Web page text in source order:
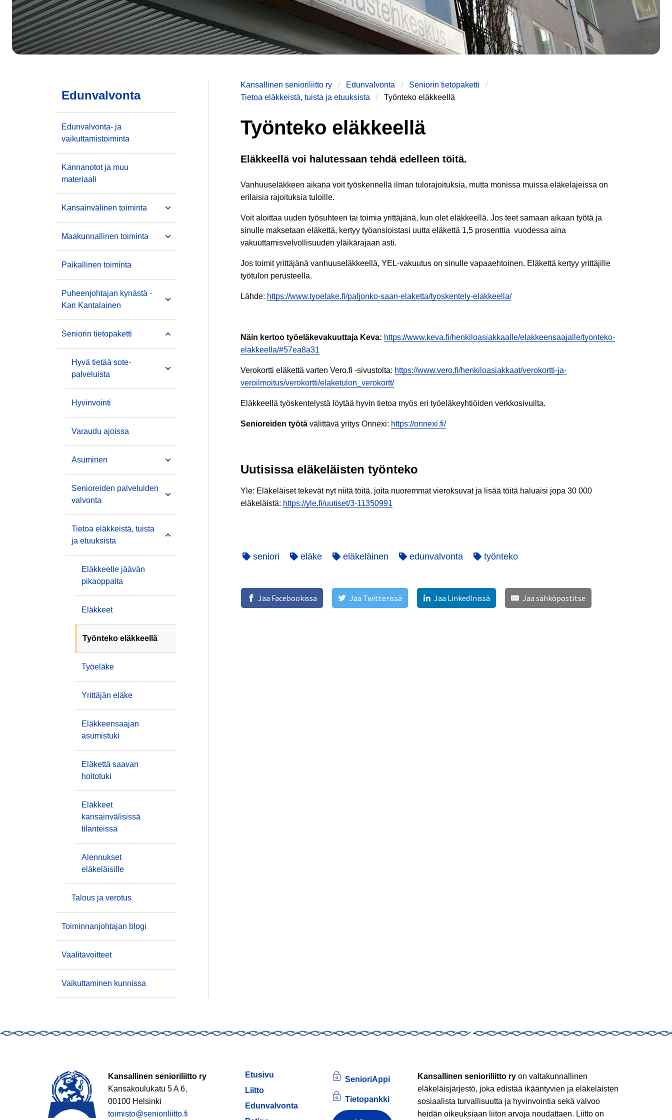
Kansallinen senioriliitto ry Edunvalvonta
Seniorin tietopaketti
Tietoa eläkkeistä, tuista ja etuuksista
Työnteko eläkkeellä
Työnteko eläkkeellä
Eläkkeellä voi halutessaan tehdä edelleen töitä.
Vanhuuseläkkeen aikana voit työskennellä ilman tulorajoituksia, mutta monissa muissa eläkelajeissa on
erilaisia rajoituksia tuloille.
Voit aloittaa uuden työsuhteen tai toimia yrittäjänä, kun olet eläkkeellä. Jos teet samaan aikaan työtä ja
sinulle maksetaan eläkettä, kertyy työansioistasi uutta eläkettä 1,5 prosenttia vuodessa aina
vakuuttamisvelvollisuuden yläikärajaan asti.
Jos toimit yrittäjänä vanhuuseläkkeellä, YEL-vakuutus on sinulle vapaaehtoinen. Eläkettä kertyy yrittäjille
työtulon perusteella.
Lähde: https://www.tyoelake.fi/paljonko-saan-elaketta/tyoskentely-elakkeella/
Näin kertoo työeläkevakuuttaja Keva: https://www.keva.fi/henkiloasiakkaalle/elakkeensaajalle/tyonteko-
elakkeella/#57ea8a31
Verokortti eläkettä varten Vero.fi -sivustolta: https://www.vero.fi/henkiloasiakkaat/verokortti-ja-
veroilmoitus/verokortti/elaketulon_verokortt/
Eläkkeellä työskentelystä löytää hyvin tietoa myös eri työeläkeyhtiöiden verkkosivuilta.
Senioreiden työtä välittävä yritys Onnexi: https://onnexi.fi/
Uutisissa eläkeläisten työnteko
Yle: Eläkeläiset tekevät nyt niitä töitä, joita nuoremmat vieroksuvat ja lisää töitä haluaisi jopa 30 000
eläkeläistä: https://yle.fi/uutiset/3-11350991
seniori eläke eläkeläinen edunvalvonta työnteko
Jaa Facebookissa Jaa Twitterissä Jaa LinkedInissä Jaa sähköpostitse
Edunvalvonta
Edunvalvonta- ja
vaikuttamistoiminta
Kannanotot ja muu
materiaali
Kansainvälinen toiminta
Maakunnallinen toiminta
Paikallinen toiminta
Puheenjohtajan kynästä -
Kari Kantalainen
Seniorin tietopaketti
Hyvä tietää sote-
palveluista
Hyvinvointi
Varaudu ajoissa
Asuminen
Senioreiden palveluiden
valvonta
Tietoa eläkkeistä, tuista
ja etuuksista
Eläkkeelle jäävän
pikaoppaita
Eläkkeet
Työnteko eläkkeellä
Työeläke
Yrittäjän eläke
Eläkkeensaajan
asumistuki
Eläkettä saavan
hoitotuki
Eläkkeet
kansainvälisissä
tilanteissa
Alennukset
eläkeläisille
Talous ja verotus
Toiminnanjohtajan blogi
Vaalitavoitteet
Vaikuttaminen kunnissa
Kansallinen senioriliitto ry
Kansakoulukatu 5 A 6,
00100 Helsinki
toimisto@senioriliitto.fi
Etusivu
Liitto
Edunvalvonta
SenioriAppi
Tietopankki
Kansallinen senioriliitto ry on valtakunnallinen
eläkeläisjärjestö, joka edistää ikääntyvien ja eläkeläisten
sosiaalista turvallisuutta ja hyvinvointia sekä valvoo
heidän oikeuksiaan liiton arvoja noudattaen. Liitto on